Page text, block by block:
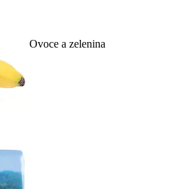
Ovoce a zelenina